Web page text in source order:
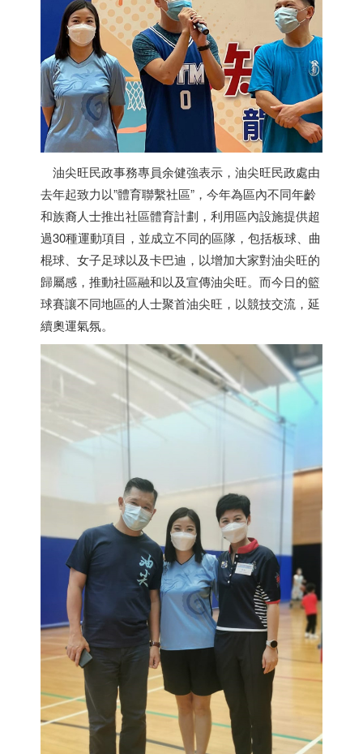
油尖旺民政事務專員余健強表示，油尖旺民政處由
去年起致力以”體育聯繫社區”，今年為區內不同年齡
和族裔人士推出社區體育計劃，利用區內設施提供超
過30種運動項目，並成立不同的區隊，包括板球、曲
棍球、女子足球以及卡巴迪，以增加大家對油尖旺的
歸屬感，推動社區融和以及宣傳油尖旺。而今日的籃
球賽讓不同地區的人士聚首油尖旺，以競技交流，延
續奧運氣氛。